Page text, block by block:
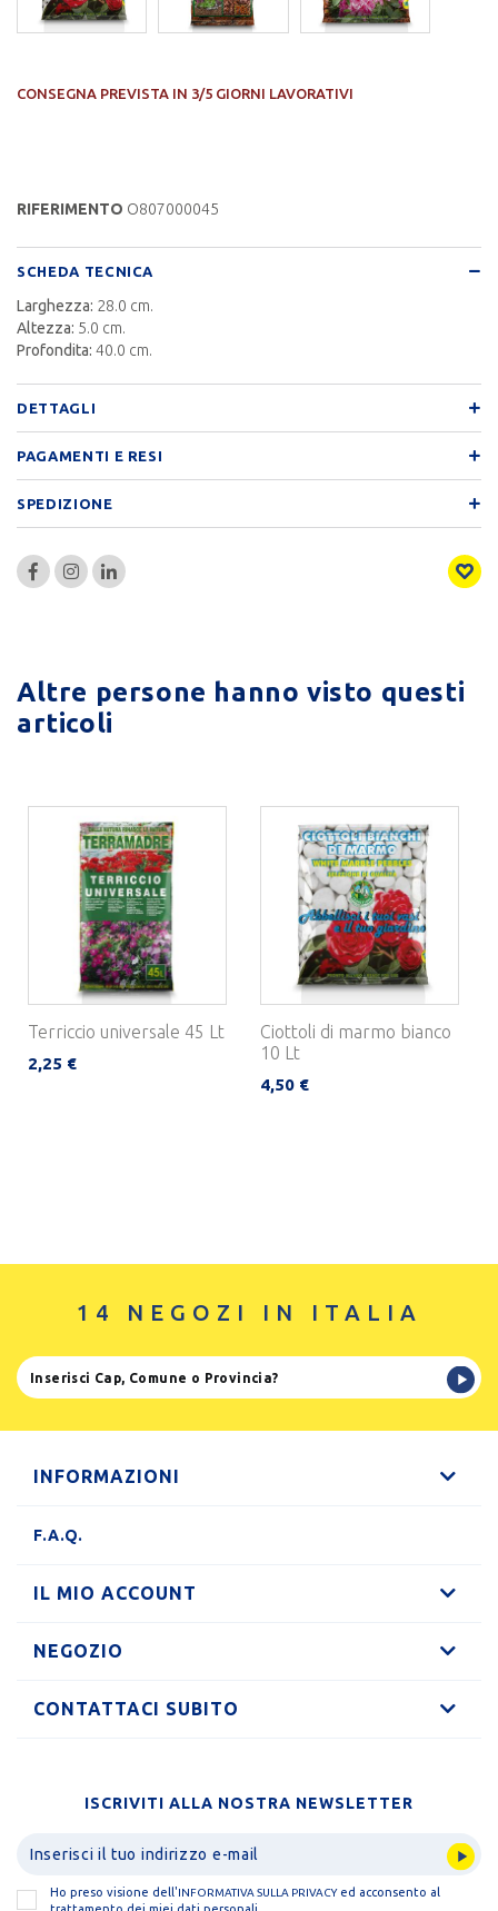
CONSEGNA PREVISTA IN 3/5 GIORNI LAVORATIVI
RIFERIMENTO O807000045
SCHEDA TECNICA
Larghezza: 28.0 cm.
Altezza: 5.0 cm.
Profondita: 40.0 cm.
DETTAGLI
PAGAMENTI E RESI
SPEDIZIONE
Altre persone hanno visto questi
articoli
Terriccio universale 45 Lt
2,25 €
Ciottoli di marmo bianco
10 Lt
4,50 €
14 NEGOZI IN ITALIA
INFORMAZIONI
F.A.Q.
IL MIO ACCOUNT
NEGOZIO
CONTATTACI SUBITO
ISCRIVITI ALLA NOSTRA NEWSLETTER
Ho preso visione dell' INFORMATIVA SULLA PRIVACYed acconsento al